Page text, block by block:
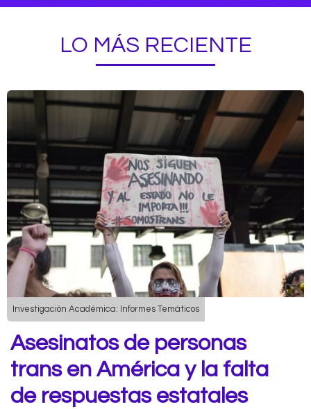
LO MÁS RECIENTE
Investigación Académica: Informes Temáticos
Asesinatos de personas
trans en América y la falta
de respuestas estatales